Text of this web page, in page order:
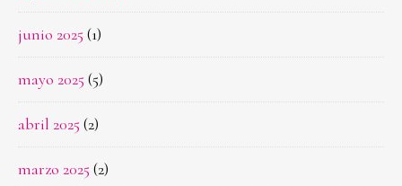
junio 2025 (1)
mayo 2025 (5)
abril 2025 (2)
marzo 2025 (2)